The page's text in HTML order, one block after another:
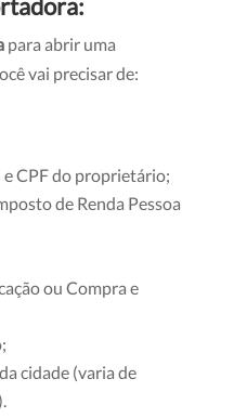
para abrir uma
vai precisar de:
CPF do proprietário;
de Renda Pessoa
ou Compra e
cidade (varia de